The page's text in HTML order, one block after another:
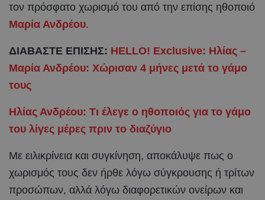
τον πρόσφατο χωρισμό του από την επίσης ηθοποιό
Μαρία Ανδρέου.
ΔΙΑΒΑΣΤΕ ΕΠΙΣΗΣ: HELLO! Exclusive: Ηλίας –
Μαρία Ανδρέου: Χώρισαν 4 μήνες μετά το γάμο
τους
Ηλίας Ανδρέου: Τι έλεγε ο ηθοποιός για το γάμο
του λίγες μέρες πριν το διαζύγιο
Με ειλικρίνεια και συγκίνηση, αποκάλυψε πως ο
χωρισμός τους δεν ήρθε λόγω σύγκρουσης ή τρίτων
προσώπων, αλλά λόγω διαφορετικών ονείρων και